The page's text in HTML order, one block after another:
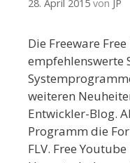
28. April 2015 von JP
Die Freeware
empfehlenswerte
weiteren
Entwickler-Blog.
Programm die
FLV. Free